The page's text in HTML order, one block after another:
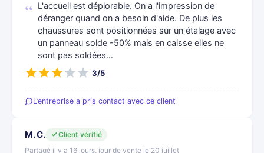
L'accueil est déplorable. On a l'impression de
déranger quand on a besoin d'aide. De plus les
chaussures sont positionnées sur un étalage avec
un panneau solde -50% mais en caisse elles ne
sont pas soldées…
3/5
L’entreprise a pris contact avec ce client
M. C.
Client vérifié
Partagé il y a 16 jours, jour de vente le 20 juillet